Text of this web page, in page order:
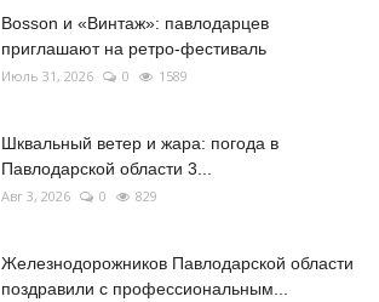
Bosson и «Винтаж»: павлодарцев
приглашают на ретро-фестиваль
Июль 31, 2026 0 1589
Шквальный ветер и жара: погода в
Павлодарской области 3...
Авг 3, 2026 0 829
Железнодорожников Павлодарской области
поздравили с профессиональным...